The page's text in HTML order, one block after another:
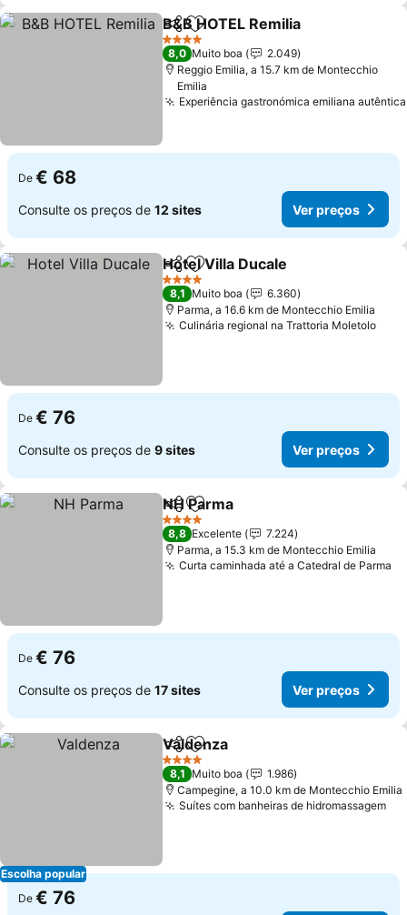
PartilharAdicionar aos favoritos
B&B HOTEL Remilia
4 Estrelas
8,0 Muito boa
2.049
Reggio Emilia, a 15.7 km de Montecchio
Emilia
Experiência gastronómica emiliana autêntica
De € 68
Consulte os preços de 12 sites Ver preços
PartilharAdicionar aos favoritos
Hotel Villa Ducale
4 Estrelas
8,1 Muito boa
6.360
Parma, a 16.6 km de Montecchio Emilia
Culinária regional na Trattoria Moletolo
De € 76
Consulte os preços de 9 sites Ver preços
PartilharAdicionar aos favoritos
NH Parma
4 Estrelas
8,8 Excelente
7.224
Parma, a 15.3 km de Montecchio Emilia
Curta caminhada até a Catedral de Parma
De € 76
Consulte os preços de 17 sites Ver preços
Escolha popular
PartilharAdicionar aos favoritos
Valdenza
4 Estrelas
8,1 Muito boa
1.986
Campegine, a 10.0 km de Montecchio Emilia
Suítes com banheiras de hidromassagem
De € 76